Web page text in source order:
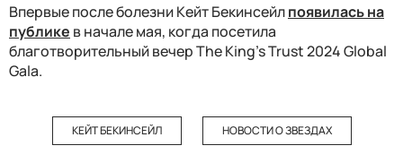
Впервые после болезни Кейт Бекинсейлпоявилась на
публике в начале мая, когда посетила
благотворительный вечерThe King's Trust 2024 Global
Gala.
КЕЙТ БЕКИНСЕЙЛ НОВОСТИ О ЗВЕЗДАХ